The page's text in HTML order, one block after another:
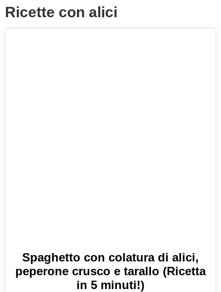
Ricette con alici
Spaghetto con colatura di alici,
peperone crusco e tarallo (Ricetta
in 5 minuti!)